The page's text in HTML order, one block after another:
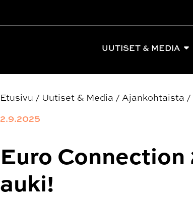
UUTISET & MEDIA
Etusivu / Uutiset & Media / Ajankohtaista /
2.9.2025
Euro
auki!